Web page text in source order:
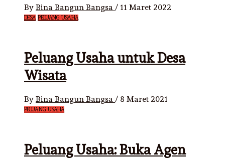
By Bina Bangun Bangsa / 11 Maret 2022
DESA PELUANG USAHA
Peluang Usaha untuk Desa
Wisata
By Bina Bangun Bangsa / 8 Maret 2021
PELUANG USAHA
Peluang Usaha: Buka Agen